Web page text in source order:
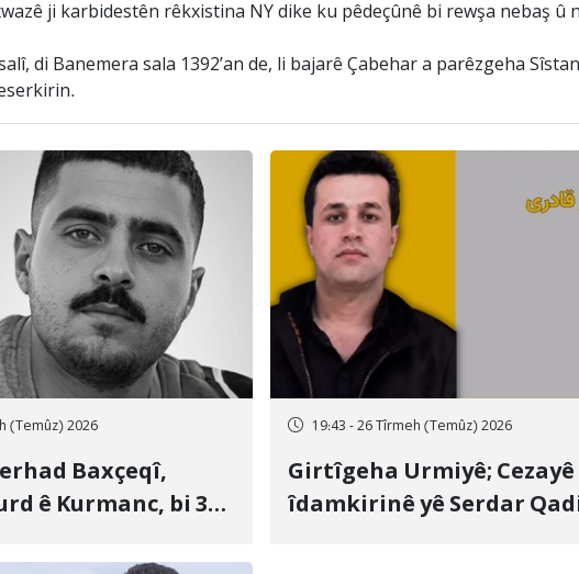
ji karbidestên rêkxistina NY dike ku pêdeçûnê bi rewşa nebaş
di Banemera sala 1392’an de, li bajarê Çabehar a parêzgeha
(Temûz) 2026
Baxçeqî,
ê Kurmanc, bi 3
19:43 - 26 Tîrmeh (Temûz) 2026
Girtîgeha Urmiyê; Cezayê
îdamkirinê yê Serdar